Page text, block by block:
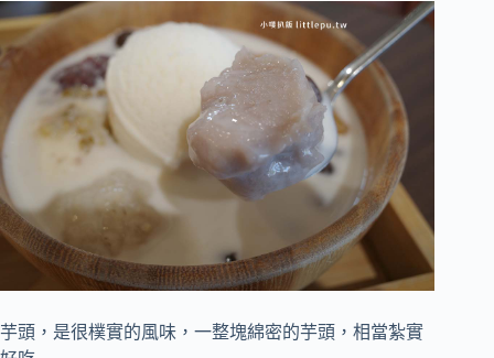
芋頭，是很樸實的風味，一整塊綿密的芋頭，相當紮實